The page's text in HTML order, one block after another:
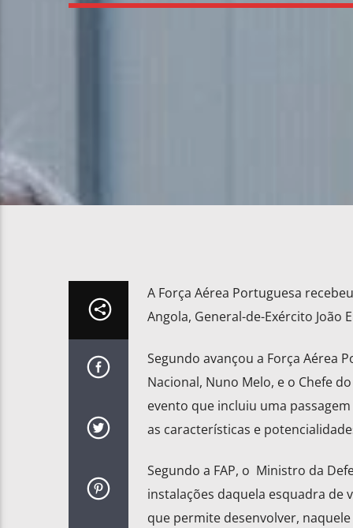
A Força Aérea Portuguesa
Angola, General-de-Exército João
Segundo avançou a Força Aérea
Nacional, Nuno Melo, e o Chefe
evento que incluiu uma
as características e
Segundo a FAP, o Ministro da
instalações daquela esquadra de
que permite desenvolver,